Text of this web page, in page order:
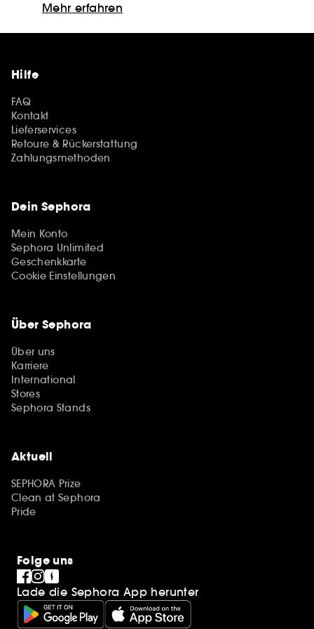
Mehr erfahren
Hilfe
FAQ
Kontakt
Lieferservices
Retoure & Rückerstattung
Zahlungsmethoden
Dein Sephora
Mein Konto
Sephora Unlimited
Geschenkkarte
Cookie Einstellungen
Über Sephora
Über uns
Karriere
International
Stores
Sephora Stands
Aktuell
SEPHORA Prize
Clean at Sephora
Pride
Folge uns
Lade die Sephora App herunter